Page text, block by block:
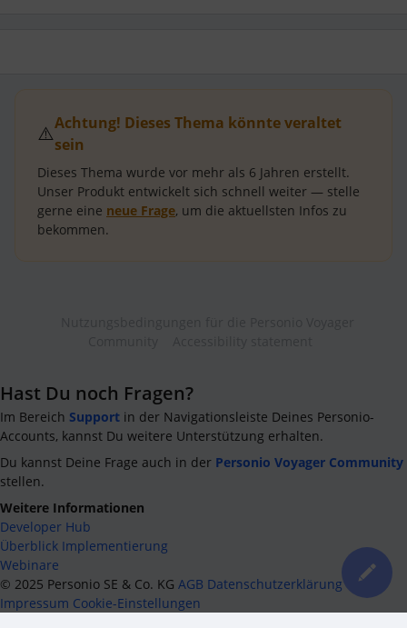
⚠️Achtung! Dieses Thema könnte veraltet
sein
Dieses Thema wurde vor mehr als 6 Jahren erstellt.
Unser Produkt entwickelt sich schnell weiter — stelle
gerne eine neue Frage, um die aktuellsten Infos zu
bekommen.
Hast Du noch Fragen?
Im Bereich Support in der Navigationsleiste Deines Personio-
Accounts, kannst Du weitere Unterstützung erhalten.
Du kannst Deine Frage auch in der Personio Voyager Community
stellen.
Weitere Informationen
Developer Hub
Überblick Implementierung
Webinare
© 2025 Personio SE & Co. KG AGB Datenschutzerklärung
Impressum Cookie-Einstellungen